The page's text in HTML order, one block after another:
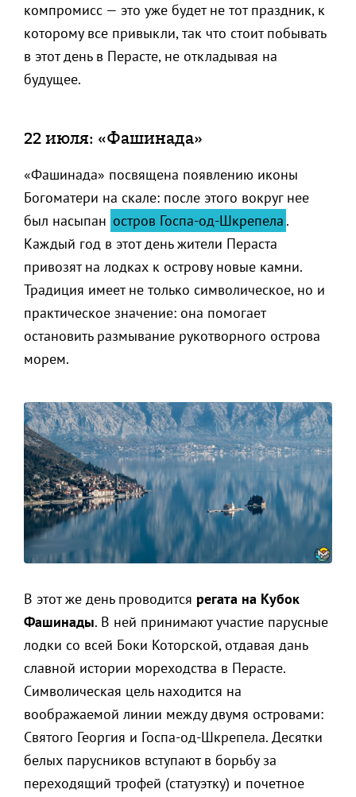
компромисс — это уже будет не тот праздник, к
которому все привыкли, так что стоит побывать
в этот день в Перасте, не откладывая на
будущее.
22 июля: «Фашинада»
«Фашинада» посвящена появлению иконы
Богоматери на скале: после этого вокруг нее
был насыпан остров Госпа-од-Шкрепела .
Каждый год в этот день жители Пераста
привозят на лодках к острову новые камни.
Традиция имеет не только символическое, но и
практическое значение: она помогает
остановить размывание рукотворного острова
морем.
В этот же день проводится регата на Кубок
Фашинады. В ней принимают участие парусные
лодки со всей Боки Которской, отдавая дань
славной истории мореходства в Перасте.
Символическая цель находится на
воображаемой линии между двумя островами:
Святого Георгия и Госпа-од-Шкрепела. Десятки
белых парусников вступают в борьбу за
переходящий трофей (статуэтку) и почетное